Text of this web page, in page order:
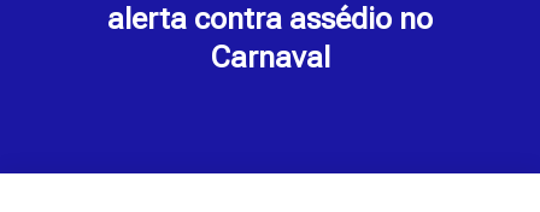
alerta contra assédio no
Carnaval